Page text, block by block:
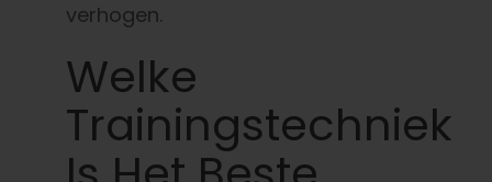
verhogen.
Welke
Trainingstechniek